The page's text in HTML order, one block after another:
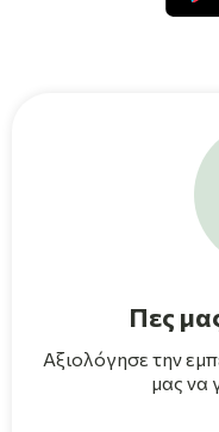
Πες
Αξιολόγησε την
μας να